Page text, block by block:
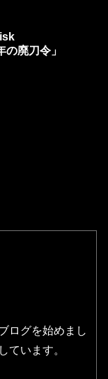
廃刀令」
ログを始めまし
ています。